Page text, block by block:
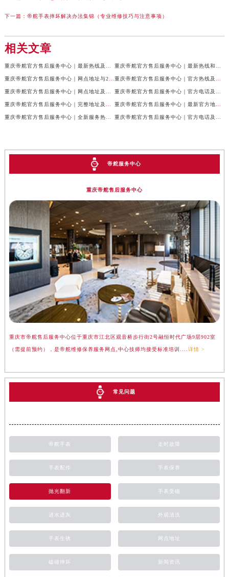
下一篇： 帝舵手表摔坏解决办法集锦（专业维修技巧与注意事项）
相关文章
帝舵服务中心
重庆帝舵售后服务中心
重庆市帝舵售后服务中心位于重庆市江北区观音桥步行街2号融恒时代广场9层902室
（需提前预约），是帝舵维修保养服务网点,中心技师均接受标准培训.... 详情 >
常见问题
帝舵手表 走时故障
手表配件 手表保养
抛光翻新 手表受磁
进水进灰 外观清洗
手表生锈 网点地址
磕碰摔坏 新闻资讯